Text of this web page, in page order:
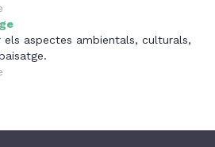
aspectes ambientals, culturals,